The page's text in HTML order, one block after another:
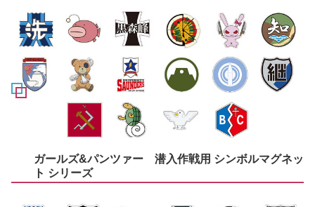
ガールズ&パンツァー 潜入作戦用 シンボルマグネッ
ト シリーズ